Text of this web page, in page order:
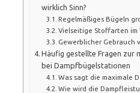
wirklich Sinn?
Regelmäßiges Bügeln
Vielseitige Stoffarten im
Gewerblicher Gebrauch
Häufig gestellte Fragen zur
bei Dampfbügelstationen
Was sagt die maximale
Wie wird die